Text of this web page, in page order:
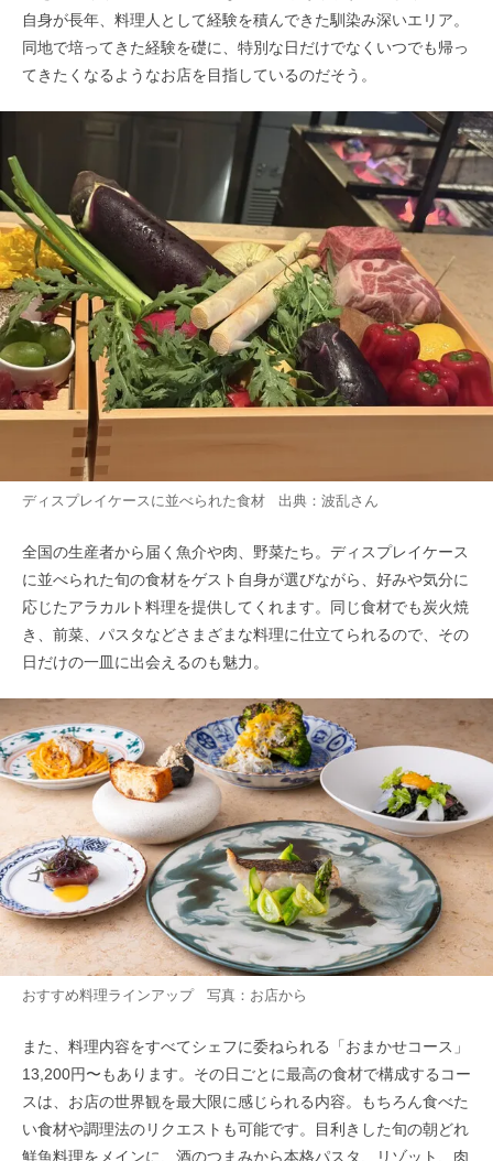
自身が長年、料理人として経験を積んできた馴染み深いエリア。
同地で培ってきた経験を礎に、特別な日だけでなくいつでも帰っ
てきたくなるようなお店を目指しているのだそう。
ディスプレイケースに並べられた食材 出典： 波乱さん
全国の生産者から届く魚介や肉、野菜たち。ディスプレイケース
に並べられた旬の食材をゲスト自身が選びながら、好みや気分に
応じたアラカルト料理を提供してくれます。同じ食材でも炭火焼
き、前菜、パスタなどさまざまな料理に仕立てられるので、その
日だけの一皿に出会えるのも魅力。
おすすめ料理ラインアップ 写真：お店から
また、料理内容をすべてシェフに委ねられる「おまかせコース」
13,200円〜もあります。その日ごとに最高の食材で構成するコー
スは、お店の世界観を最大限に感じられる内容。もちろん食べた
い食材や調理法のリクエストも可能です。目利きした旬の朝どれ
鮮魚料理をメインに、酒のつまみから本格パスタ、リゾット、肉